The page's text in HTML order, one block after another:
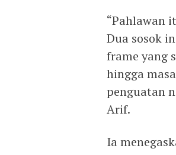
“Pahlawan
Dua sosok
frame yang
hingga
penguatan
Arif.
Ia